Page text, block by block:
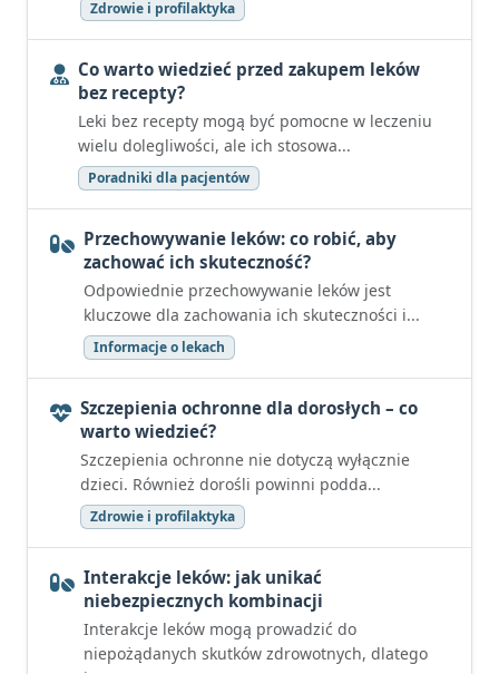
Zdrowie i profilaktyka
Co warto wiedzieć przed zakupem leków
bez recepty?
Leki bez recepty mogą być pomocne w leczeniu
wielu dolegliwości, ale ich stosowa...
Poradniki dla pacjentów
Przechowywanie leków: co robić, aby
zachować ich skuteczność?
Odpowiednie przechowywanie leków jest
kluczowe dla zachowania ich skuteczności i...
Informacje o lekach
Szczepienia ochronne dla dorosłych – co
warto wiedzieć?
Szczepienia ochronne nie dotyczą wyłącznie
dzieci. Również dorośli powinni podda...
Zdrowie i profilaktyka
Interakcje leków: jak unikać
niebezpiecznych kombinacji
Interakcje leków mogą prowadzić do
niepożądanych skutków zdrowotnych, dlatego